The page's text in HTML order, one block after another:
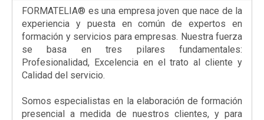
FORMATELIA® es una empresa joven que nace de la
experiencia y puesta en común de expertos en
formación y servicios para empresas. Nuestra fuerza
se basa en tres pilares fundamentales:
Profesionalidad, Excelencia en el trato al cliente y
Calidad del servicio.
Somos especialistas en la elaboración de formación
presencial a medida de nuestros clientes, y para